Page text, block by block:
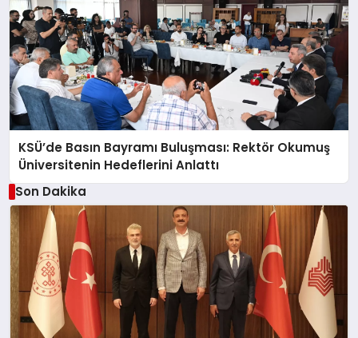
KSÜ’de Basın Bayramı Buluşması: Rektör Okumuş
Üniversitenin Hedeflerini Anlattı
Son Dakika